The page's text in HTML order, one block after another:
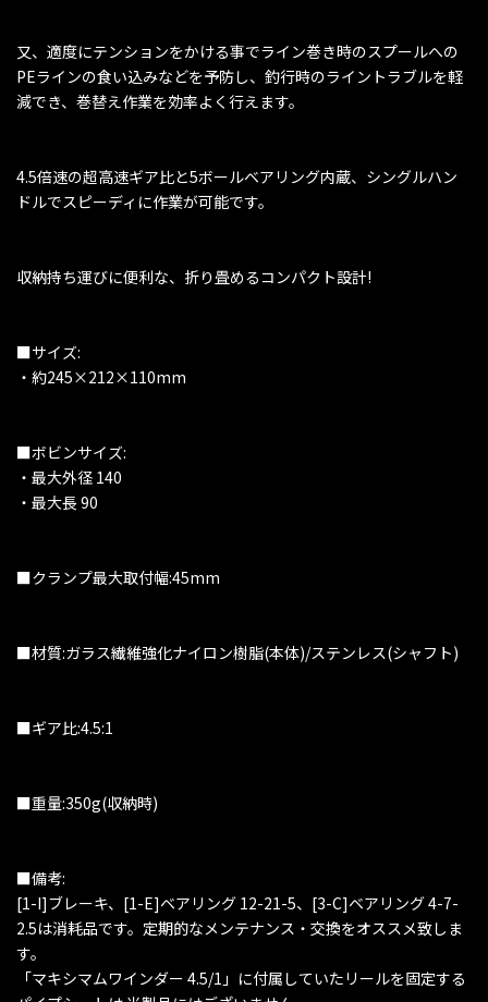
又、適度にテンションをかける事でライン巻き時のスプールへの
PEラインの食い込みなどを予防し、釣行時のライントラブルを軽
減でき、巻替え作業を効率よく行えます。
4.5倍速の超高速ギア比と5ボールベアリング内蔵、シングルハン
ドルでスピーディに作業が可能です。
収納持ち運びに便利な、折り畳めるコンパクト設計!
■サイズ:
・約245×212×110mm
■ボビンサイズ:
・最大外径 140
・最大長 90
■クランプ最大取付幅:45mm
■材質:ガラス繊維強化ナイロン樹脂(本体)/ステンレス(シャフト)
■ギア比:4.5:1
■重量:350g(収納時)
■備考:
[1-I]ブレーキ、[1-E]ベアリング 12-21-5、[3-C]ベアリング 4-7-
2.5は消耗品です。定期的なメンテナンス・交換をオススメ致しま
す。
「マキシマムワインダー 4.5/1」に付属していたリールを固定する